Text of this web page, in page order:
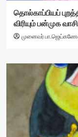
தொல்காப்பியப்
விரியும் பன்முக
முனைவர்